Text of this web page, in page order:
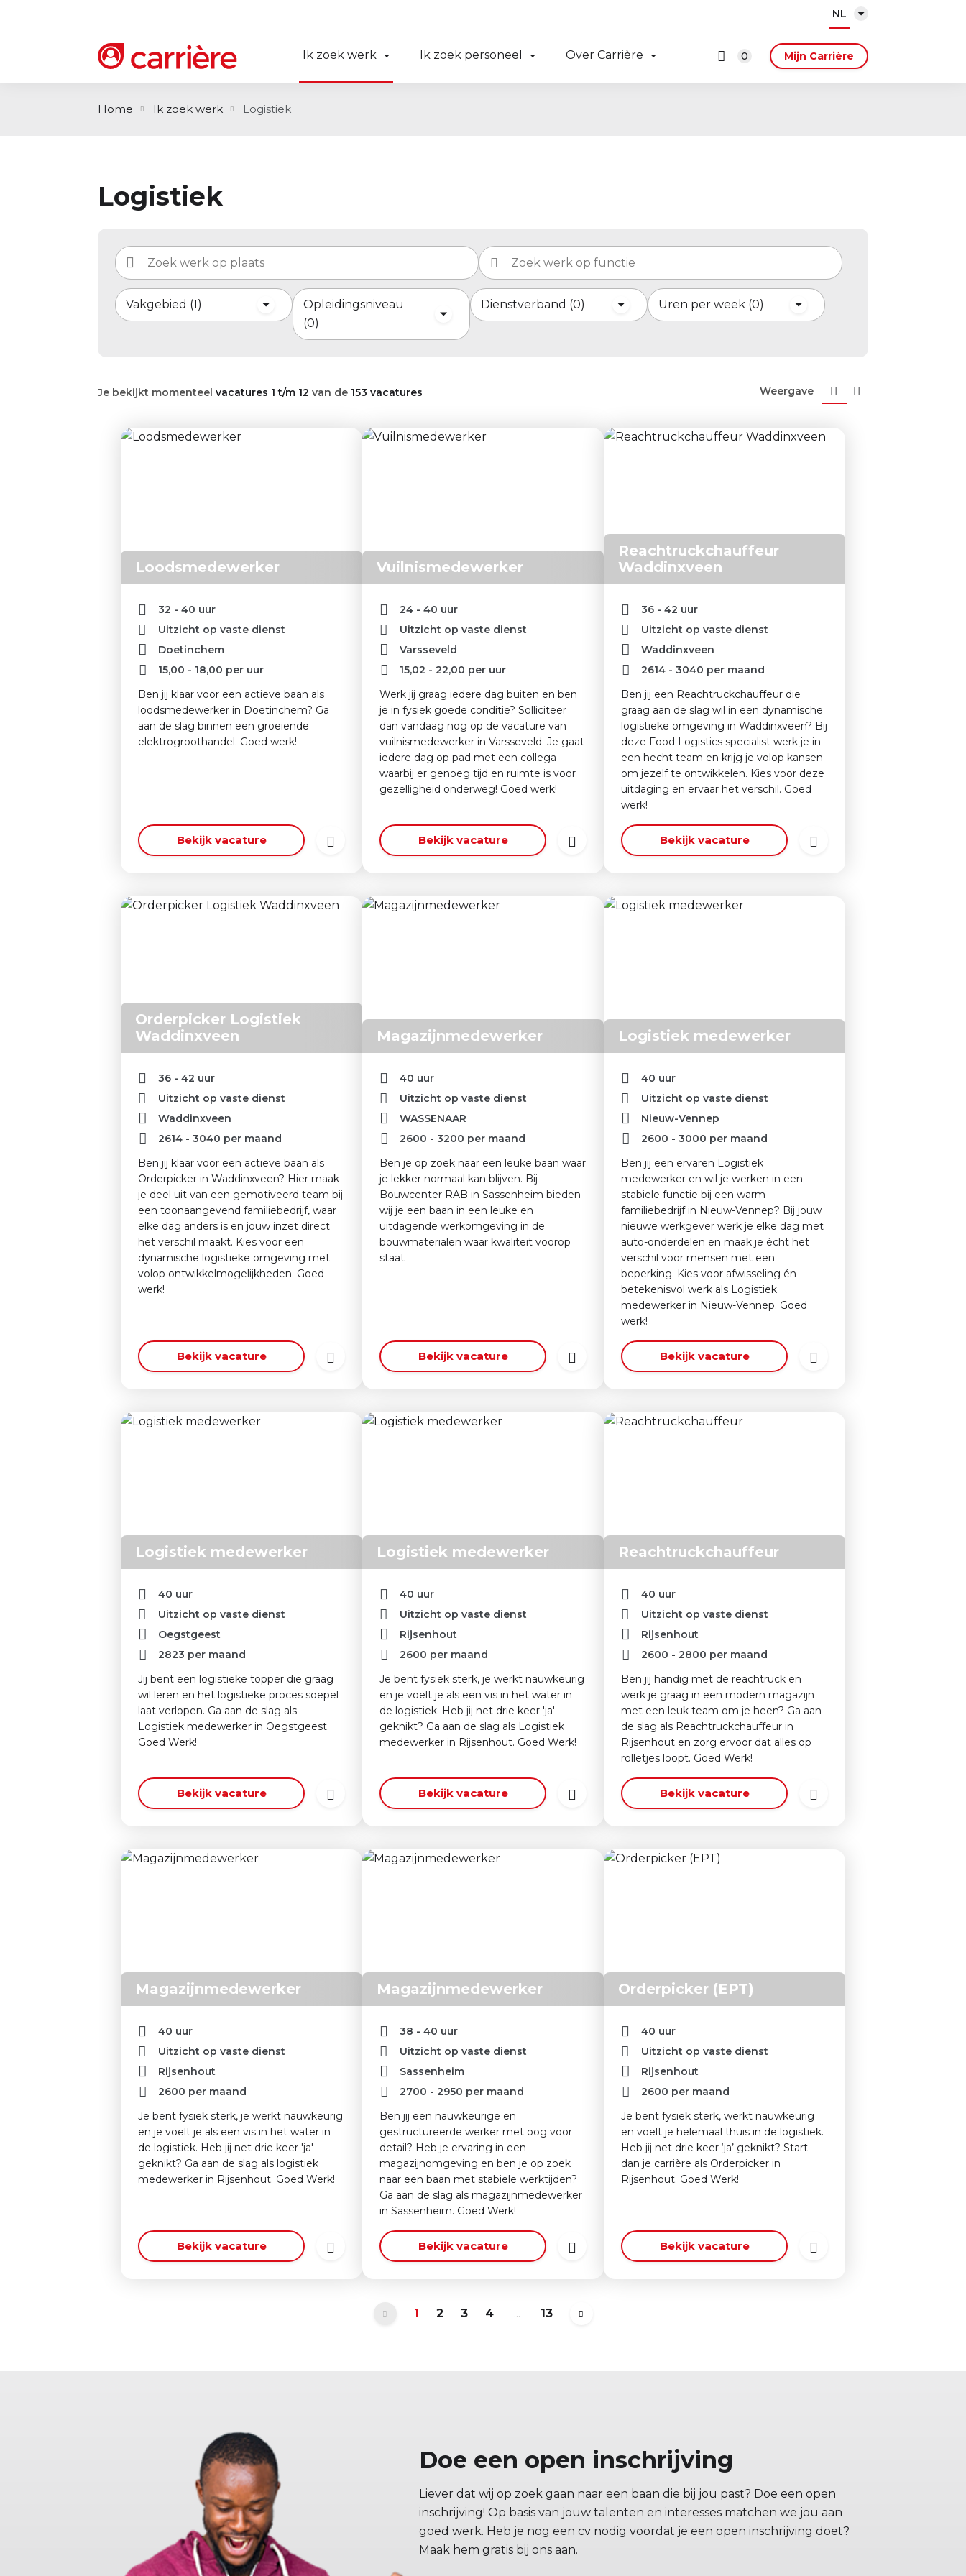
NL
Ik zoek werk Ik zoek personeel Over Carrière 0 Mijn Carrière
Home Ik zoek werk Logistiek
Logistiek
Vakgebied 1
Opleidingsniveau
0
Dienstverband 0 Uren per week 0
Je bekijkt momenteel vacatures 1 t/m 12 van de 153 vacatures Weergave
Loodsmedewerker
32 - 40 uur
Uitzicht op vaste dienst
Doetinchem
15,00 - 18,00 per uur
Ben jij klaar voor een actieve baan als
loodsmedewerker in Doetinchem? Ga
aan de slag binnen een groeiende
elektrogroothandel. Goed werk!
Bekijk vacature
Vuilnismedewerker
24 - 40 uur
Uitzicht op vaste dienst
Varsseveld
15,02 - 22,00 per uur
Werk jij graag iedere dag buiten en ben
je in fysiek goede conditie? Solliciteer
dan vandaag nog op de vacature van
vuilnismedewerker in Varsseveld. Je gaat
iedere dag op pad met een collega
waarbij er genoeg tijd en ruimte is voor
gezelligheid onderweg! Goed werk!
Bekijk vacature
Reachtruckchauffeur
Waddinxveen
36 - 42 uur
Uitzicht op vaste dienst
Waddinxveen
2614 - 3040 per maand
Ben jij een Reachtruckchauffeur die
graag aan de slag wil in een dynamische
logistieke omgeving in Waddinxveen? Bij
deze Food Logistics specialist werk je in
een hecht team en krijg je volop kansen
om jezelf te ontwikkelen. Kies voor deze
uitdaging en ervaar het verschil. Goed
werk!
Bekijk vacature
Orderpicker Logistiek
Waddinxveen
36 - 42 uur
Uitzicht op vaste dienst
Waddinxveen
2614 - 3040 per maand
Ben jij klaar voor een actieve baan als
Orderpicker in Waddinxveen? Hier maak
je deel uit van een gemotiveerd team bij
een toonaangevend familiebedrijf, waar
elke dag anders is en jouw inzet direct
het verschil maakt. Kies voor een
dynamische logistieke omgeving met
volop ontwikkelmogelijkheden. Goed
werk!
Bekijk vacature
Magazijnmedewerker
40 uur
Uitzicht op vaste dienst
WASSENAAR
2600 - 3200 per maand
Ben je op zoek naar een leuke baan waar
je lekker normaal kan blijven. Bij
Bouwcenter RAB in Sassenheim bieden
wij je een baan in een leuke en
uitdagende werkomgeving in de
bouwmaterialen waar kwaliteit voorop
staat
Bekijk vacature
Logistiek medewerker
40 uur
Uitzicht op vaste dienst
Nieuw-Vennep
2600 - 3000 per maand
Ben jij een ervaren Logistiek
medewerker en wil je werken in een
stabiele functie bij een warm
familiebedrijf in Nieuw-Vennep? Bij jouw
nieuwe werkgever werk je elke dag met
auto-onderdelen en maak je écht het
verschil voor mensen met een
beperking. Kies voor afwisseling én
betekenisvol werk als Logistiek
medewerker in Nieuw-Vennep. Goed
werk!
Bekijk vacature
Logistiek medewerker
40 uur
Uitzicht op vaste dienst
Oegstgeest
2823 per maand
Jij bent een logistieke topper die graag
wil leren en het logistieke proces soepel
laat verlopen. Ga aan de slag als
Logistiek medewerker in Oegstgeest.
Goed Werk!
Bekijk vacature
Logistiek medewerker
40 uur
Uitzicht op vaste dienst
Rijsenhout
2600 per maand
Je bent fysiek sterk, je werkt nauwkeurig
en je voelt je als een vis in het water in
de logistiek. Heb jij net drie keer 'ja'
geknikt? Ga aan de slag als Logistiek
medewerker in Rijsenhout. Goed Werk!
Bekijk vacature
Reachtruckchauffeur
40 uur
Uitzicht op vaste dienst
Rijsenhout
2600 - 2800 per maand
Ben jij handig met de reachtruck en
werk je graag in een modern magazijn
met een leuk team om je heen? Ga aan
de slag als Reachtruckchauffeur in
Rijsenhout en zorg ervoor dat alles op
rolletjes loopt. Goed Werk!
Bekijk vacature
Magazijnmedewerker
40 uur
Uitzicht op vaste dienst
Rijsenhout
2600 per maand
Je bent fysiek sterk, je werkt nauwkeurig
en je voelt je als een vis in het water in
de logistiek. Heb jij net drie keer 'ja'
geknikt? Ga aan de slag als logistiek
medewerker in Rijsenhout. Goed Werk!
Bekijk vacature
Magazijnmedewerker
38 - 40 uur
Uitzicht op vaste dienst
Sassenheim
2700 - 2950 per maand
Ben jij een nauwkeurige en
gestructureerde werker met oog voor
detail? Heb je ervaring in een
magazijnomgeving en ben je op zoek
naar een baan met stabiele werktijden?
Ga aan de slag als magazijnmedewerker
in Sassenheim. Goed Werk!
Bekijk vacature
Orderpicker (EPT)
40 uur
Uitzicht op vaste dienst
Rijsenhout
2600 per maand
Je bent fysiek sterk, werkt nauwkeurig
en voelt je helemaal thuis in de logistiek.
Heb jij net drie keer ‘ja’ geknikt? Start
dan je carrière als Orderpicker in
Rijsenhout. Goed Werk!
Bekijk vacature
1 2 3 4 ... 13
Doe een open inschrijving
Liever dat wij op zoek gaan naar een baan die bij jou past? Doe een open
inschrijving! Op basis van jouw talenten en interesses matchen we jou aan
goed werk. Heb je nog een cv nodig voordat je een open inschrijving doet?
Maak hem gratis bij ons aan.